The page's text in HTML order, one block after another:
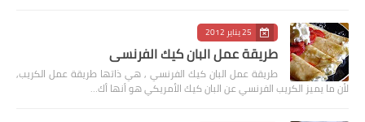
25 يناير 2012
طريقة عمل البان كيك الفرنسي
طريقة عمل البان كيك الفرنسي , هي ذاتها طريقة عمل الكريب,
لأن ما يميز الكريب الفرنسي عن البان كيك الأمريكي هو أنها أك…